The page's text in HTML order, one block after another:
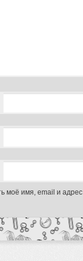
моё имя, email и